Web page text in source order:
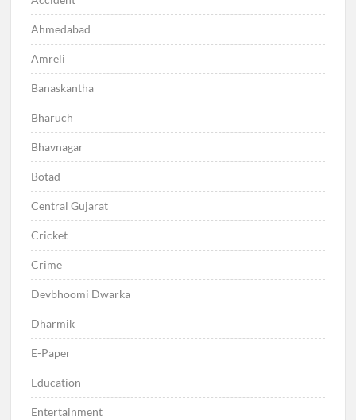
Ahmedabad
Amreli
Banaskantha
Bharuch
Bhavnagar
Botad
Central Gujarat
Cricket
Crime
Devbhoomi Dwarka
Dharmik
E-Paper
Education
Entertainment